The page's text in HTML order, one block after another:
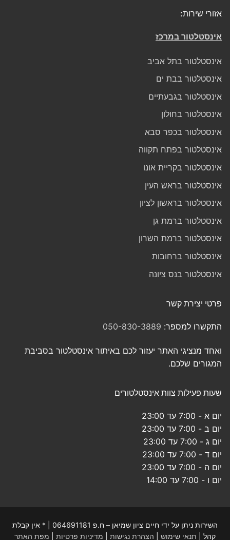
אזורי שירות:
אינסטלטור במרכז
אינסטלטור בתל אביב
אינסטלטור בבת ים
אינסטלטור בגבעתיים
אינסטלטור בחולון
אינסטלטור בכפר סבא
אינסטלטור בפתח תקווה
אינסטלטור בקריית אונו
אינסטלטור בראש העין
אינסטלטור בראשון לציון
אינסטלטור ברמת גן
אינסטלטור ברמת השרון
אינסטלטור ברחובות
אינסטלטור בנס ציונה
פרטי יצירת קשר
התקשרו למספר: 050-830-3889
ואחד מנציגי האתר יעזור לכם באיתור אינסטלטור בסביבת
המגורים שלכם.
שעות פעילות צוות אינסטלטורים
יום א - 7:00 עד 23:00
יום ב - 7:00 עד 23:00
יום ג - 7:00 עד 23:00
יום ד - 7:00 עד 23:00
יום ה - 7:00 עד 23:00
יום ו - 7:00 עד 14:00
השירות ניתן על ידי חיים ציון שמיאן – ח.פ 064691181 | * אין קבלת
קהל | תנאי שימוש הצהרת נגישות מדיניות פרטיות מפת האתר